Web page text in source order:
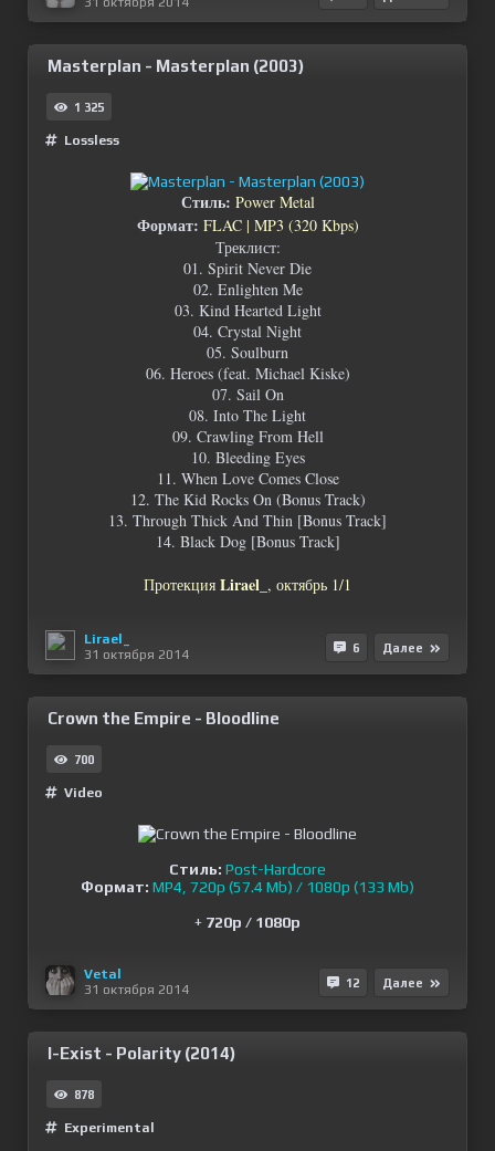
Masterplan - Masterplan (2003)
1 325
Lossless
Стиль: Power Metal
Формат: FLAC | MP3 (320 Kbps)
Треклист:
01. Spirit Never Die
02. Enlighten Me
03. Kind Hearted Light
04. Crystal Night
05. Soulburn
06. Heroes (feat. Michael Kiske)
07. Sail On
08. Into The Light
09. Crawling From Hell
10. Bleeding Eyes
11. When Love Comes Close
12. The Kid Rocks On (Bonus Track)
13. Through Thick And Thin [Bonus Track]
14. Black Dog [Bonus Track]
Протекция Lirael_ , октябрь 1/1
Lirael_
31 октября 2014
6 Далее
Crown the Empire - Bloodline
700
Video
Стиль: Post-Hardcore
Формат: MP4, 720p (57.4 Mb) / 1080p (133 Mb)
+ 720p / 1080p
Vetal
31 октября 2014
12 Далее
I-Exist - Polarity (2014)
878
Experimental